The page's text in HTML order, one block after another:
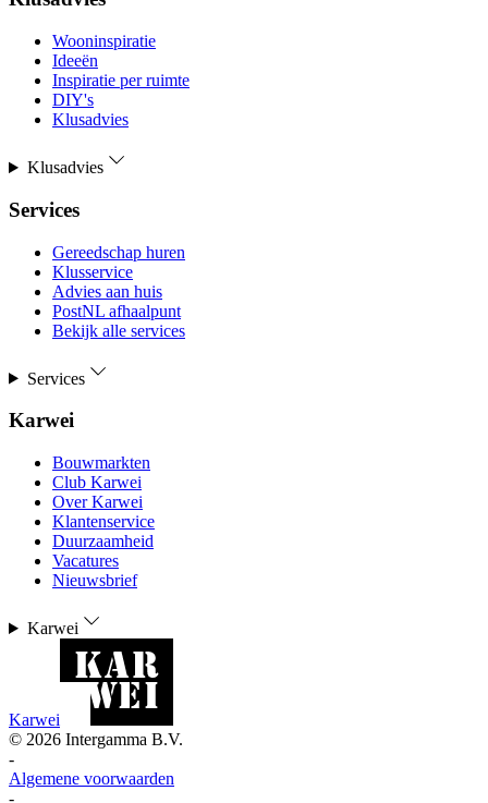
Wooninspiratie
Ideeën
Inspiratie per ruimte
DIY's
Klusadvies
Klusadvies
Services
Gereedschap huren
Klusservice
Advies aan huis
PostNL afhaalpunt
Bekijk alle services
Services
Karwei
Bouwmarkten
Club Karwei
Over Karwei
Klantenservice
Duurzaamheid
Vacatures
Nieuwsbrief
Karwei
Karwei
© 2026 Intergamma B.V.
-
Algemene voorwaarden
-